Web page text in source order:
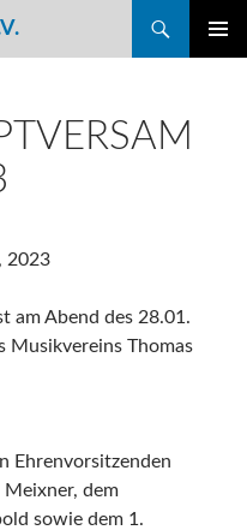
2023
am Abend des 28.01.
Musikvereins Thomas
Ehrenvorsitzenden
dem
sowie dem 1.